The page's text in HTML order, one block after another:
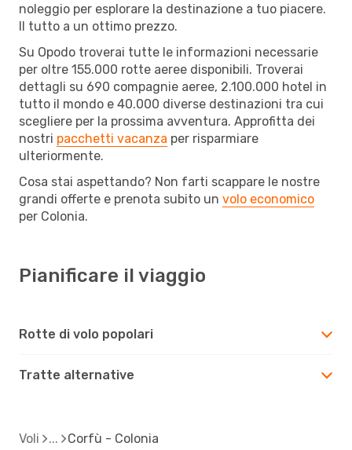
noleggio per esplorare la destinazione a tuo piacere.
Il tutto a un ottimo prezzo.
Su Opodo troverai tutte le informazioni necessarie
per oltre 155.000 rotte aeree disponibili. Troverai
dettagli su 690 compagnie aeree, 2.100.000 hotel in
tutto il mondo e 40.000 diverse destinazioni tra cui
scegliere per la prossima avventura. Approfitta dei
nostri pacchetti vacanza per risparmiare
ulteriormente.
Cosa stai aspettando? Non farti scappare le nostre
grandi offerte e prenota subito un volo economico
per Colonia.
Pianificare il viaggio
Rotte di volo popolari
Tratte alternative
Voli Corfù - Colonia